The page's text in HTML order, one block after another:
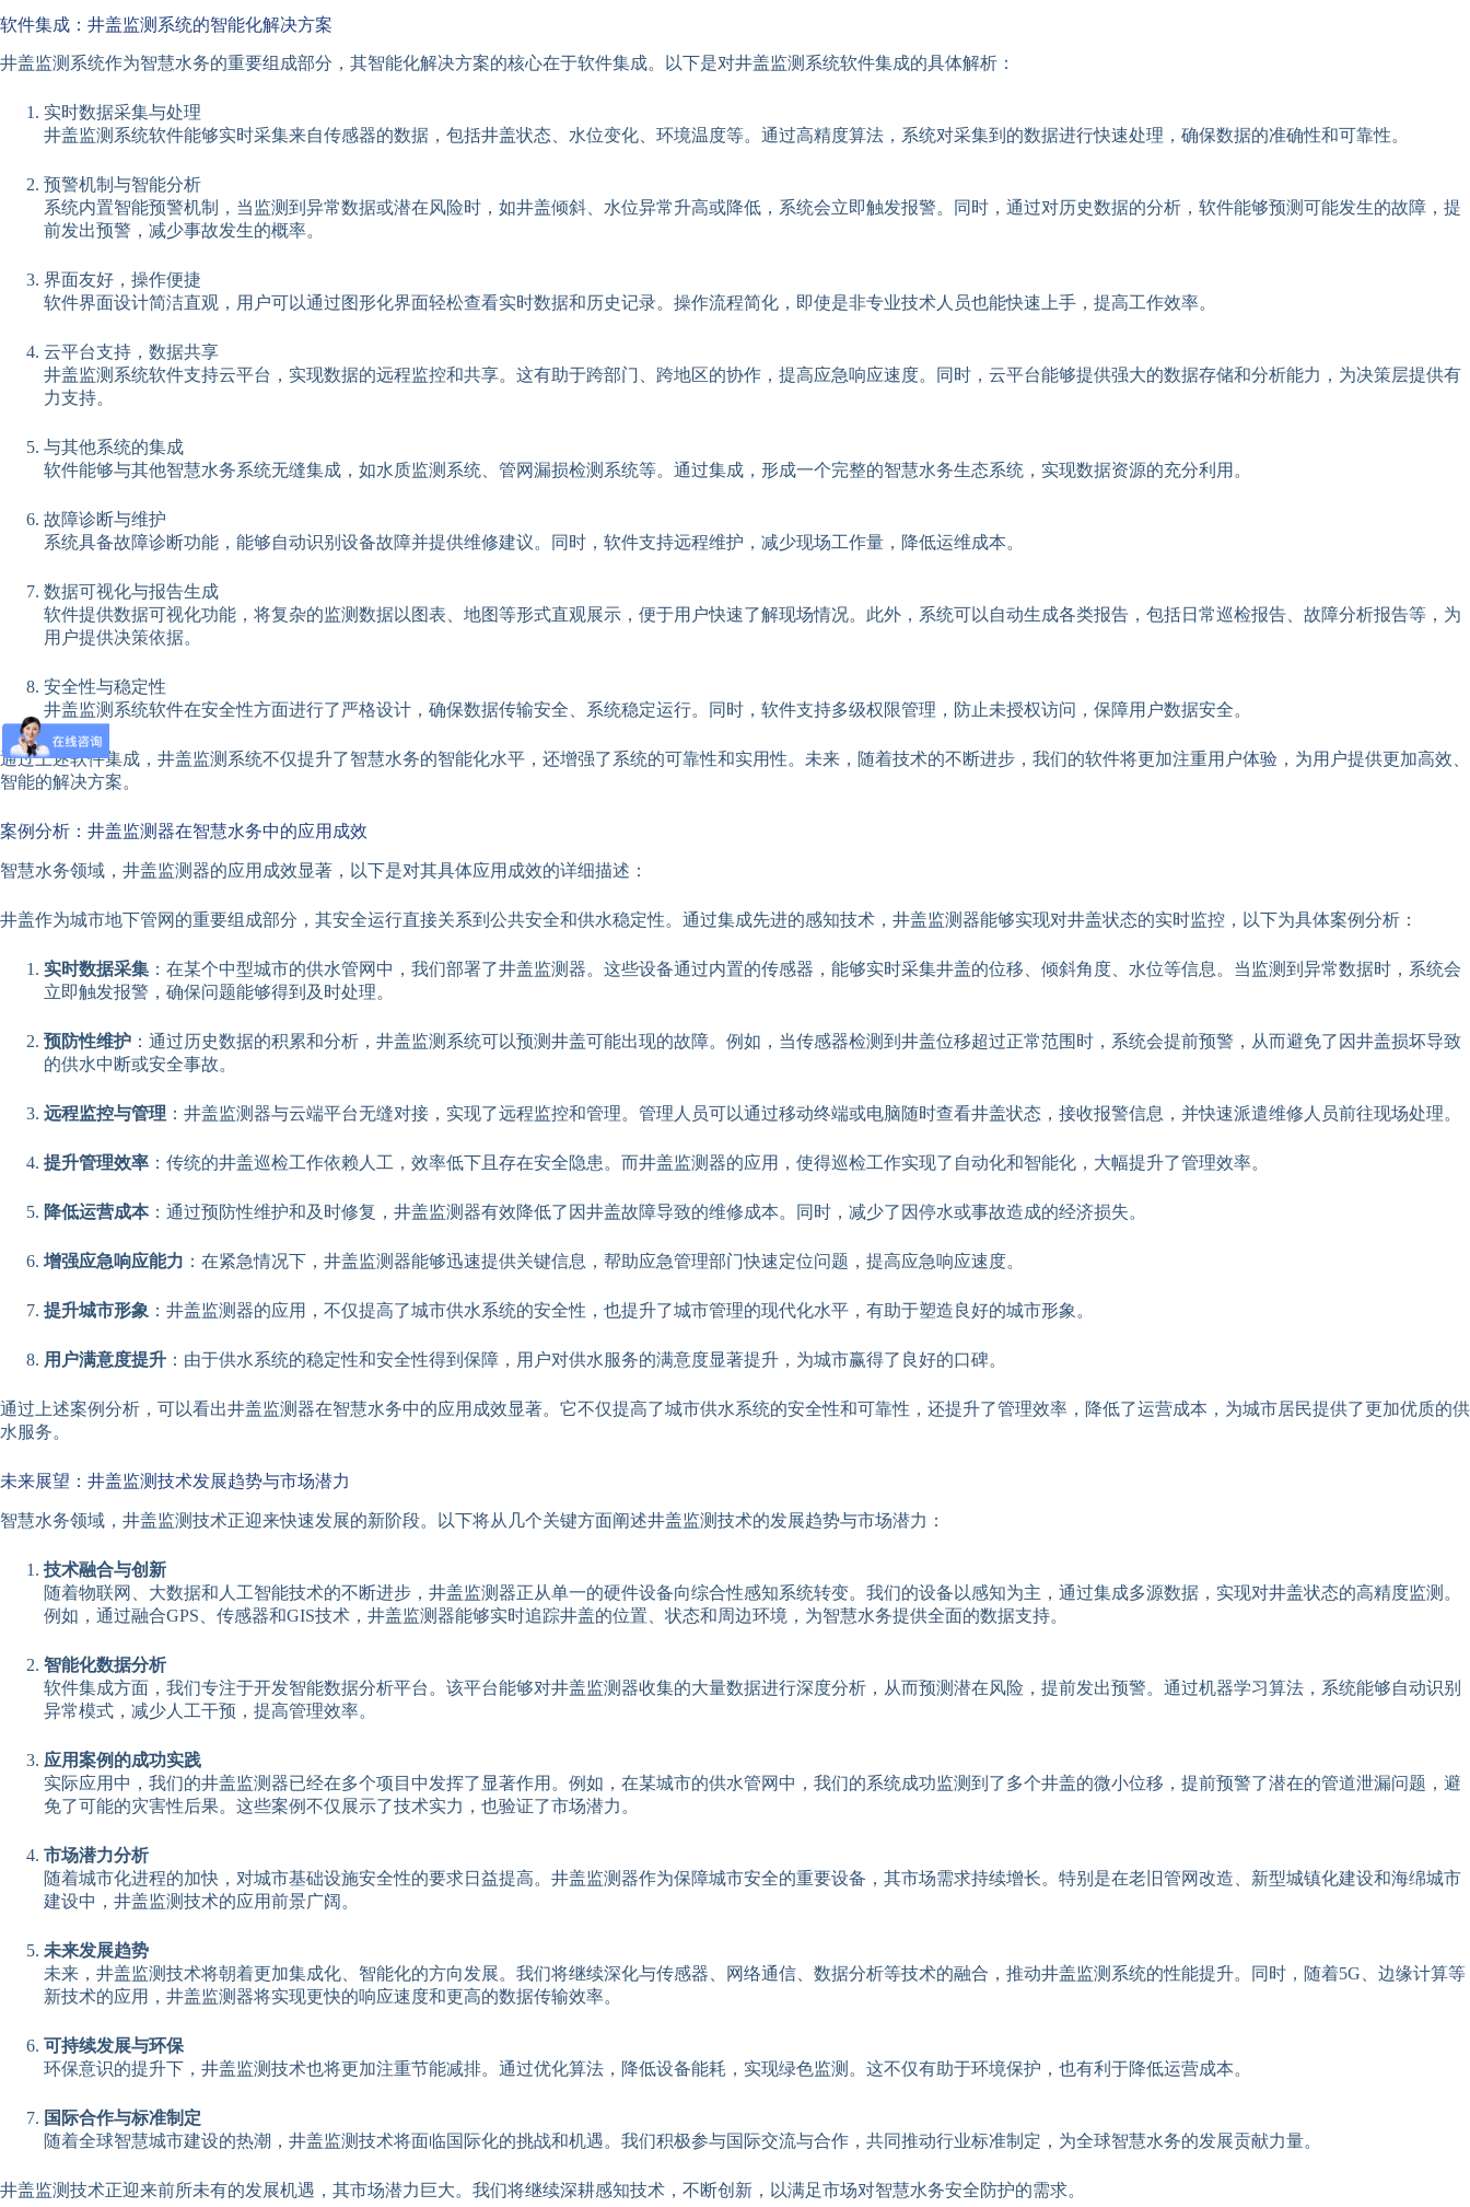
软件集成：井盖监测系统的智能化解决方案
井盖监测系统作为智慧水务的重要组成部分，其智能化解决方案的核心在于软件集成。以下是对井盖监测系统软件集成的具体解析：
实时数据采集与处理
井盖监测系统软件能够实时采集来自传感器的数据，包括井盖状态、水位变化、环境温度等。通过高精度算法，系统对采集到的数据进行快速处理，确保数据的准确性和可靠性。
预警机制与智能分析
系统内置智能预警机制，当监测到异常数据或潜在风险时，如井盖倾斜、水位异常升高或降低，系统会立即触发报警。同时，通过对历史数据的分析，软件能够预测可能发生的故障，提
前发出预警，减少事故发生的概率。
界面友好，操作便捷
软件界面设计简洁直观，用户可以通过图形化界面轻松查看实时数据和历史记录。操作流程简化，即使是非专业技术人员也能快速上手，提高工作效率。
云平台支持，数据共享
井盖监测系统软件支持云平台，实现数据的远程监控和共享。这有助于跨部门、跨地区的协作，提高应急响应速度。同时，云平台能够提供强大的数据存储和分析能力，为决策层提供有
力支持。
与其他系统的集成
软件能够与其他智慧水务系统无缝集成，如水质监测系统、管网漏损检测系统等。通过集成，形成一个完整的智慧水务生态系统，实现数据资源的充分利用。
故障诊断与维护
系统具备故障诊断功能，能够自动识别设备故障并提供维修建议。同时，软件支持远程维护，减少现场工作量，降低运维成本。
数据可视化与报告生成
软件提供数据可视化功能，将复杂的监测数据以图表、地图等形式直观展示，便于用户快速了解现场情况。此外，系统可以自动生成各类报告，包括日常巡检报告、故障分析报告等，为
用户提供决策依据。
安全性与稳定性
井盖监测系统软件在安全性方面进行了严格设计，确保数据传输安全、系统稳定运行。同时，软件支持多级权限管理，防止未授权访问，保障用户数据安全。
通过上述软件集成，井盖监测系统不仅提升了智慧水务的智能化水平，还增强了系统的可靠性和实用性。未来，随着技术的不断进步，我们的软件将更加注重用户体验，为用户提供更加高效、
智能的解决方案。
案例分析：井盖监测器在智慧水务中的应用成效
智慧水务领域，井盖监测器的应用成效显著，以下是对其具体应用成效的详细描述：
井盖作为城市地下管网的重要组成部分，其安全运行直接关系到公共安全和供水稳定性。通过集成先进的感知技术，井盖监测器能够实现对井盖状态的实时监控，以下为具体案例分析：
实时数据采集 ：在某个中型城市的供水管网中，我们部署了井盖监测器。这些设备通过内置的传感器，能够实时采集井盖的位移、倾斜角度、水位等信息。当监测到异常数据时，系统会
立即触发报警，确保问题能够得到及时处理。
预防性维护 ：通过历史数据的积累和分析，井盖监测系统可以预测井盖可能出现的故障。例如，当传感器检测到井盖位移超过正常范围时，系统会提前预警，从而避免了因井盖损坏导致
的供水中断或安全事故。
远程监控与管理 ：井盖监测器与云端平台无缝对接，实现了远程监控和管理。管理人员可以通过移动终端或电脑随时查看井盖状态，接收报警信息，并快速派遣维修人员前往现场处理。
提升管理效率 ：传统的井盖巡检工作依赖人工，效率低下且存在安全隐患。而井盖监测器的应用，使得巡检工作实现了自动化和智能化，大幅提升了管理效率。
降低运营成本：通过预防性维护和及时修复，井盖监测器有效降低了因井盖故障导致的维修成本。同时，减少了因停水或事故造成的经济损失。
增强应急响应能力 ：在紧急情况下，井盖监测器能够迅速提供关键信息，帮助应急管理部门快速定位问题，提高应急响应速度。
提升城市形象 ：井盖监测器的应用，不仅提高了城市供水系统的安全性，也提升了城市管理的现代化水平，有助于塑造良好的城市形象。
用户满意度提升 ：由于供水系统的稳定性和安全性得到保障，用户对供水服务的满意度显著提升，为城市赢得了良好的口碑。
通过上述案例分析，可以看出井盖监测器在智慧水务中的应用成效显著。它不仅提高了城市供水系统的安全性和可靠性，还提升了管理效率，降低了运营成本，为城市居民提供了更加优质的供
水服务。
未来展望：井盖监测技术发展趋势与市场潜力
智慧水务领域，井盖监测技术正迎来快速发展的新阶段。以下将从几个关键方面阐述井盖监测技术的发展趋势与市场潜力：
技术融合与创新
随着物联网、大数据和人工智能技术的不断进步，井盖监测器正从单一的硬件设备向综合性感知系统转变。我们的设备以感知为主，通过集成多源数据，实现对井盖状态的高精度监测。
例如，通过融合GPS、传感器和GIS技术，井盖监测器能够实时追踪井盖的位置、状态和周边环境，为智慧水务提供全面的数据支持。
智能化数据分析
软件集成方面，我们专注于开发智能数据分析平台。该平台能够对井盖监测器收集的大量数据进行深度分析，从而预测潜在风险，提前发出预警。通过机器学习算法，系统能够自动识别
异常模式，减少人工干预，提高管理效率。
应用案例的成功实践
实际应用中，我们的井盖监测器已经在多个项目中发挥了显著作用。例如，在某城市的供水管网中，我们的系统成功监测到了多个井盖的微小位移，提前预警了潜在的管道泄漏问题，避
免了可能的灾害性后果。这些案例不仅展示了技术实力，也验证了市场潜力。
市场潜力分析
随着城市化进程的加快，对城市基础设施安全性的要求日益提高。井盖监测器作为保障城市安全的重要设备，其市场需求持续增长。特别是在老旧管网改造、新型城镇化建设和海绵城市
建设中，井盖监测技术的应用前景广阔。
未来发展趋势
未来，井盖监测技术将朝着更加集成化、智能化的方向发展。我们将继续深化与传感器、网络通信、数据分析等技术的融合，推动井盖监测系统的性能提升。同时，随着5G、边缘计算等
新技术的应用，井盖监测器将实现更快的响应速度和更高的数据传输效率。
可持续发展与环保
环保意识的提升下，井盖监测技术也将更加注重节能减排。通过优化算法，降低设备能耗，实现绿色监测。这不仅有助于环境保护，也有利于降低运营成本。
国际合作与标准制定
随着全球智慧城市建设的热潮，井盖监测技术将面临国际化的挑战和机遇。我们积极参与国际交流与合作，共同推动行业标准制定，为全球智慧水务的发展贡献力量。
井盖监测技术正迎来前所未有的发展机遇，其市场潜力巨大。我们将继续深耕感知技术，不断创新，以满足市场对智慧水务安全防护的需求。